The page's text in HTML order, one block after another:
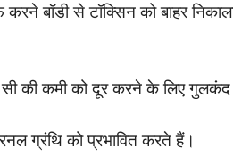
बॉडी से टॉक्सिन को बाहर
सी की कमी को दूर करने के लिए
ग्रंथि को प्रभावित करते हैं।